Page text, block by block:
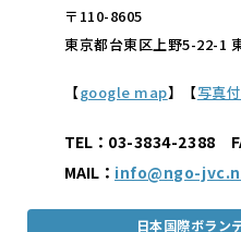
〒110-8605
東京都台東区上野5-22-1
【google map】【写真
TEL： 03-3834-2388
MAIL： info@ngo-
日本国際ボラン